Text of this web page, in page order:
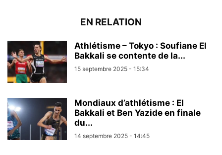
EN RELATION
Athlétisme – Tokyo : Soufiane El
Bakkali se contente de la...
15 septembre 2025 - 15:34
Mondiaux d’athlétisme : El
Bakkali et Ben Yazide en finale
du...
14 septembre 2025 - 14:45